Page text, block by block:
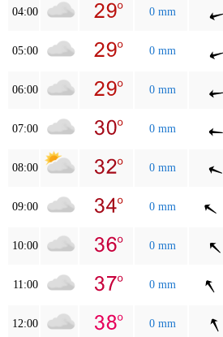
04:00 0 mm
05:00 0 mm
06:00 0 mm
07:00 0 mm
08:00 0 mm
09:00 0 mm
10:00 0 mm
11:00 0 mm
12:00 0 mm